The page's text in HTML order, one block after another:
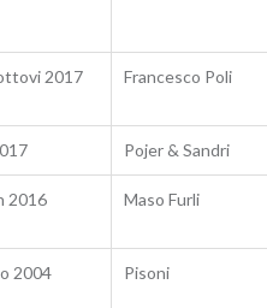
2017 Francesco Poli
Pojer & Sandri
2016 Maso Furli
2004 Pisoni